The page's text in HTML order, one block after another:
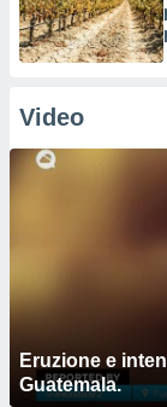
Video
Eruzione e
Guatemala.